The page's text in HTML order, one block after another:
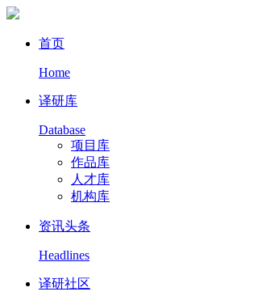
首页
Home
译研库
Database
项目库
作品库
人才库
机构库
资讯头条
Headlines
译研社区